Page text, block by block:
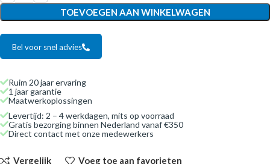
TOEVOEGEN AAN WINKELWAGEN
Bel voor snel advies
Ruim 20 jaar ervaring
1 jaar garantie
Maatwerkoplossingen
Levertijd: 2 – 4 werkdagen, mits op voorraad
Gratis bezorging binnen Nederland vanaf €350
Direct contact met onze medewerkers
Vergelijk Voeg toe aan favorieten